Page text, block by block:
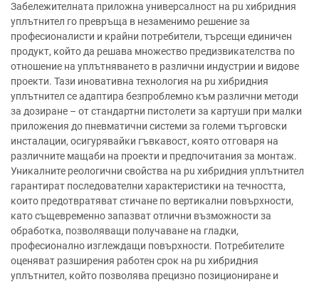
Забележителната приложна универсалност на pu хибридния
уплътнител го превръща в незаменимо решение за
професионалисти и крайни потребители, търсещи единичен
продукт, който да решава множество предизвикателства по
отношение на уплътняването в различни индустрии и видове
проекти. Тази иновативна технология на pu хибридния
уплътнител се адаптира безпроблемно към различни методи
за дозиране – от стандартни пистолети за картуши при малки
приложения до пневматични системи за големи търговски
инсталации, осигурявайки гъвкавост, която отговаря на
различните мащаби на проекти и предпочитания за монтаж.
Уникалните реологични свойства на pu хибридния уплътнител
гарантират последователни характеристики на течността,
които предотвратяват стичане по вертикални повърхности,
като същевременно запазват отлични възможности за
обработка, позволяващи получаване на гладки,
професионално изглеждащи повърхности. Потребителите
оценяват разширения работен срок на pu хибридния
уплътнител, който позволява прецизно позициониране и